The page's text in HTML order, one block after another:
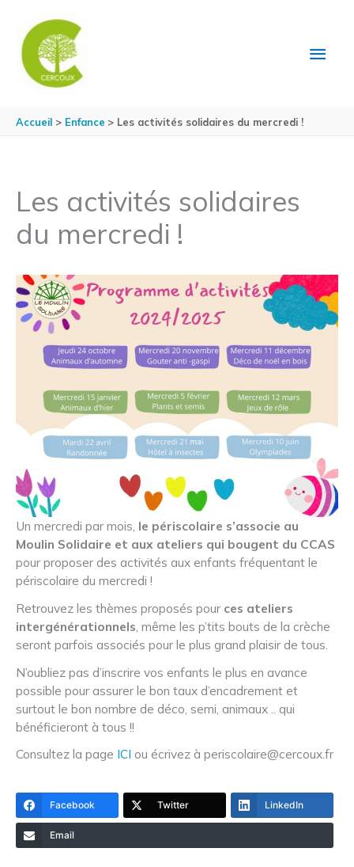
Accueil Enfance Les activités solidaires du mercredi !
Les activités solidaires
du mercredi !
Un mercredi par mois, le périscolaire s’associe au
Moulin Solidaire et aux ateliers qui bougent du CCAS
pour proposer des activités aux enfants fréquentant le
périscolaire du mercredi !
Retrouvez les thèmes proposés pour ces ateliers
intergénérationnels , même les p’tits bouts de la crèche
seront parfois associés pour le plus grand plaisir de tous.
N’oubliez pas d’inscrire vos enfants le plus en avance
possible pour assurer le bon taux d’encadrement et
surtout le bon nombre de déco, semi, animaux .. qui
bénéficieront à tous !!
Consultez la page ICI ou écrivez à periscolaire@cercoux.fr
Facebook Twitter LinkedIn
Email